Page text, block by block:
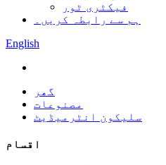
فیکٹری ٹور
ہم سے رابطہ کریں۔
English
گھر
مصنوعات
سلیکون انٹرمیڈیٹ
اقسام